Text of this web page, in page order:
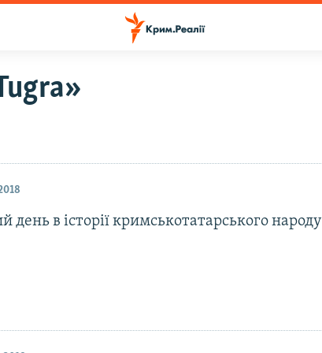
день в історії кримськотатарського народу